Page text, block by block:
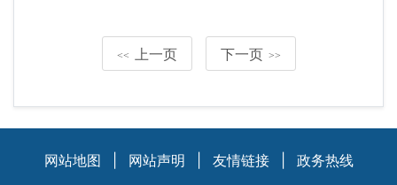
<< 上一页 下一页 >>
网站地图 网站声明 友情链接 政务热线